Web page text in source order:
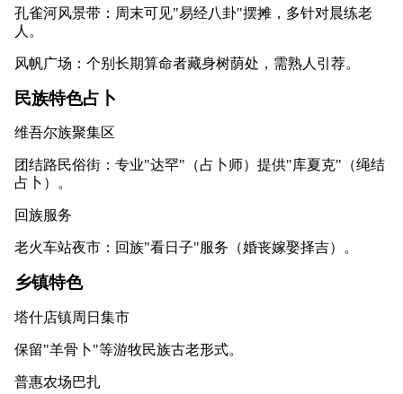
孔雀河风景带：周末可见"易经八卦"摆摊，多针对晨练老
人。
风帆广场：个别长期算命者藏身树荫处，需熟人引荐。
民族特色占卜
维吾尔族聚集区
团结路民俗街：专业"达罕"（占卜师）提供"库夏克"（绳结
占卜）。
回族服务
老火车站夜市：回族"看日子"服务（婚丧嫁娶择吉）。
乡镇特色
塔什店镇周日集市
保留"羊骨卜"等游牧民族古老形式。
普惠农场巴扎